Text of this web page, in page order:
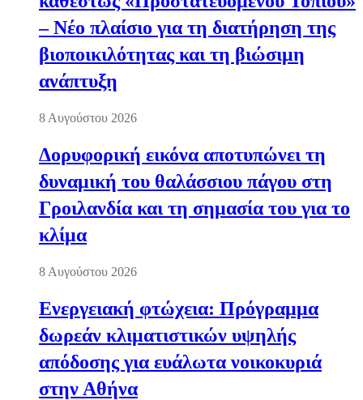
– Νέο πλαίσιο για τη διατήρηση της
βιοποικιλότητας και τη βιώσιμη
ανάπτυξη
8 Αυγούστου 2026
Δορυφορική εικόνα αποτυπώνει τη
δυναμική του θαλάσσιου πάγου στη
Γροιλανδία και τη σημασία του για το
κλίμα
8 Αυγούστου 2026
Ενεργειακή φτώχεια: Πρόγραμμα
δωρεάν κλιματιστικών υψηλής
απόδοσης για ευάλωτα νοικοκυριά
στην Αθήνα